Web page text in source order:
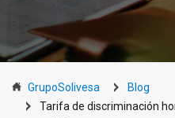
GrupoSolivesa
Blog
Tarifa de discriminación